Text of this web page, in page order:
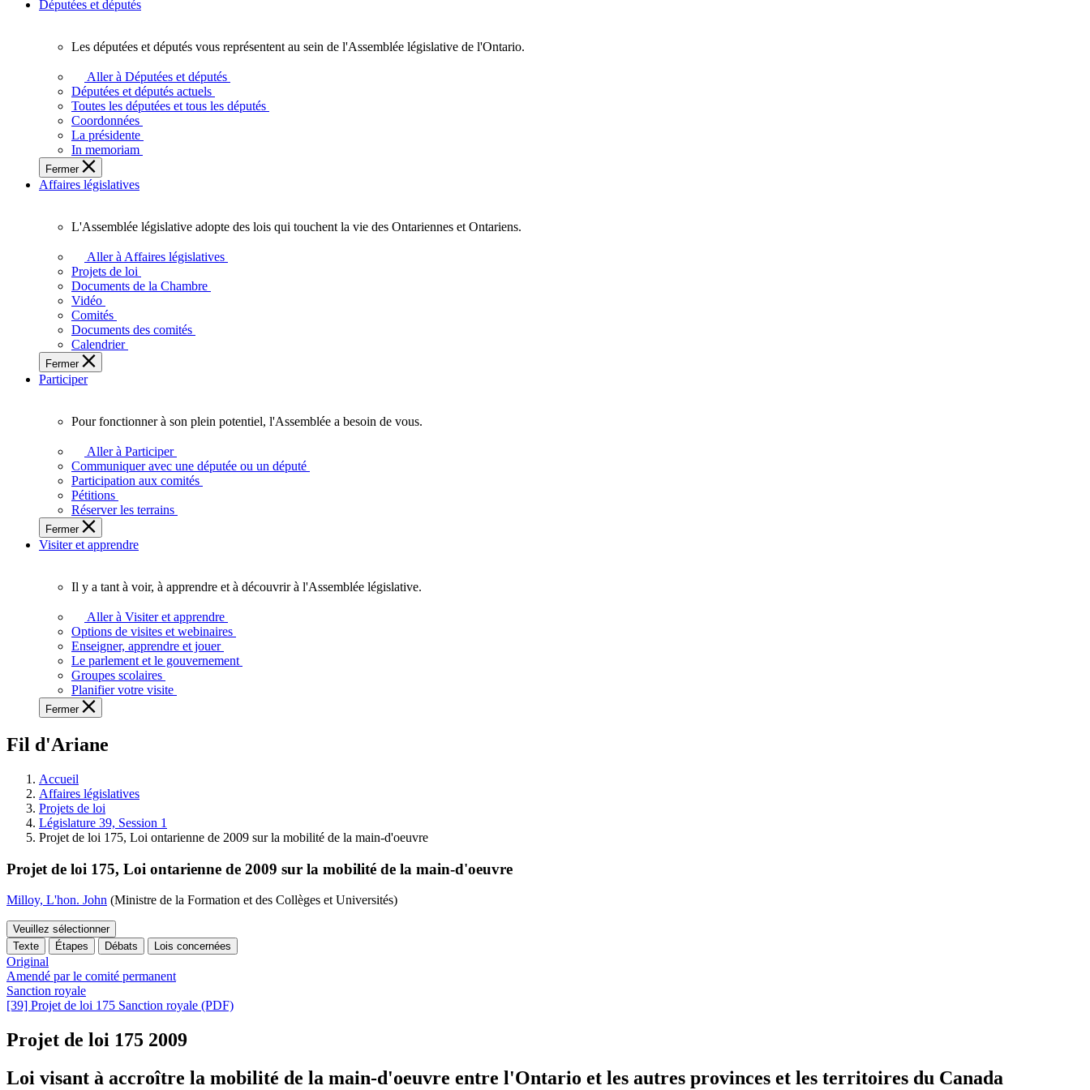
Députées et députés
députées
députés
vous
représentent
sein
de
l'Assemblée
l'Ontario.
Les députées et députés vous représentent au sein de l'Assemblée législative de l'Ontario.
Aller à Députées et députés
Députées et députés actuels
Toutes les députées et tous les députés
Coordonnées
La présidente
In memoriam
Fermer
Affaires législatives
législative
adopte
touchent
vie
des
Ontariennes
Ontariens.
L'Assemblée législative adopte des lois qui touchent la vie des Ontariennes et Ontariens.
Aller à Affaires législatives
Projets de loi
Documents de la Chambre
Vidéo
Comités
Documents des comités
Calendrier
Fermer
Participer
fonctionner
plein
potentiel,
l'Assemblée
a
besoin
Pour fonctionner à son plein potentiel, l'Assemblée a besoin de vous.
Aller à Participer
Communiquer avec une députée ou un député
Participation aux comités
Pétitions
Réserver les terrains
Fermer
Visiter et apprendre
voir,
apprendre
et
découvrir
l'Assemblée
législative.
Il y a tant à voir, à apprendre et à découvrir à l'Assemblée législative.
Aller à Visiter et apprendre
Options de visites et webinaires
Enseigner, apprendre et jouer
Le parlement et le gouvernement
Groupes scolaires
Planifier votre visite
Fermer
Fil d'Ariane
Accueil
Affaires législatives
Projets de loi
Législature 39, Session 1
Projet de loi 175, Loi ontarienne de 2009 sur la mobilité de la main-d'oeuvre
Projet de loi 175, Loi ontarienne de 2009 sur la mobilité de la main-d'oeuvre
Milloy, L'hon. John (Ministre de la Formation et des Collèges et Universités)
Veuillez sélectionner
Texte
Étapes Débats Lois concernées
Original
Amendé par le comité permanent
Sanction royale
[39] Projet de loi 175 Sanction royale (PDF)
Projet de loi 175 2009
Loi visant à accroître la mobilité de la main-d'oeuvre entre l'Ontario et les autres provinces et les territoires du Canada